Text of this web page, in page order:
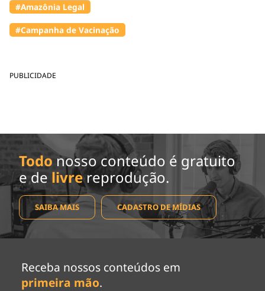
PUBLICIDADE
#Amazônia Legal
#Campanha de Vacinação
Todo nosso conteúdo é gratuito
e de livrereprodução.
SAIBA MAIS CADASTRO DE MÍDIAS
Receba nossos conteúdos em
primeira mão.